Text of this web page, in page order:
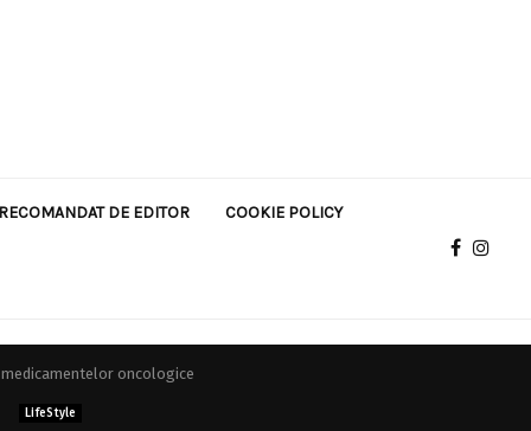
RECOMANDAT DE EDITOR COOKIE POLICY
oncologice
LifeStyle